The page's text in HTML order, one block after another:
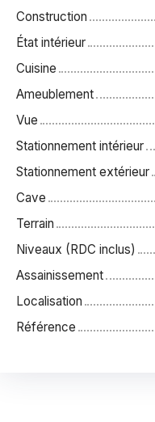
Construction
État intérieur
Cuisine
Ameublement
Vue
Stationnement intérieur
Stationnement extérieur
Cave
Terrain
Niveaux (RDC inclus)
Assainissement
Localisation
Référence